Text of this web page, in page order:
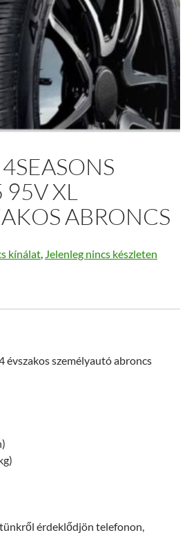
XL
ABRONCS
kínálat, Jelenleg nincs készleten
évszakos személyautó abroncs
érdeklődjön telefonon,